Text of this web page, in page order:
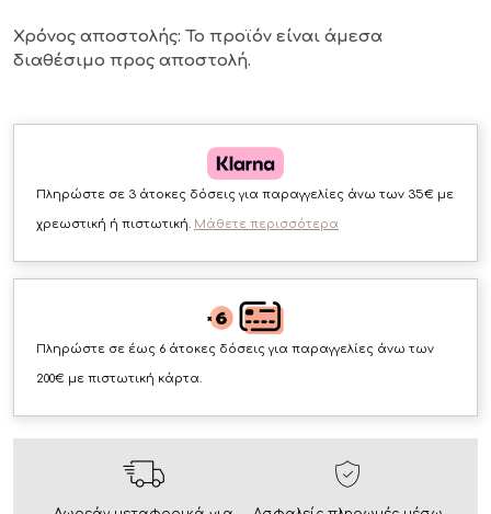
Χρόνος αποστολής: Το προϊόν είναι άμεσα
διαθέσιμο προς αποστολή.
Πληρώστε σε 3 άτοκες δόσεις για παραγγελίες άνω των 35€ με
χρεωστική ή πιστωτική. Μάθετε περισσότερα
Πληρώστε σε έως 6 άτοκες δόσεις για παραγγελίες άνω των
200€ με πιστωτική κάρτα.